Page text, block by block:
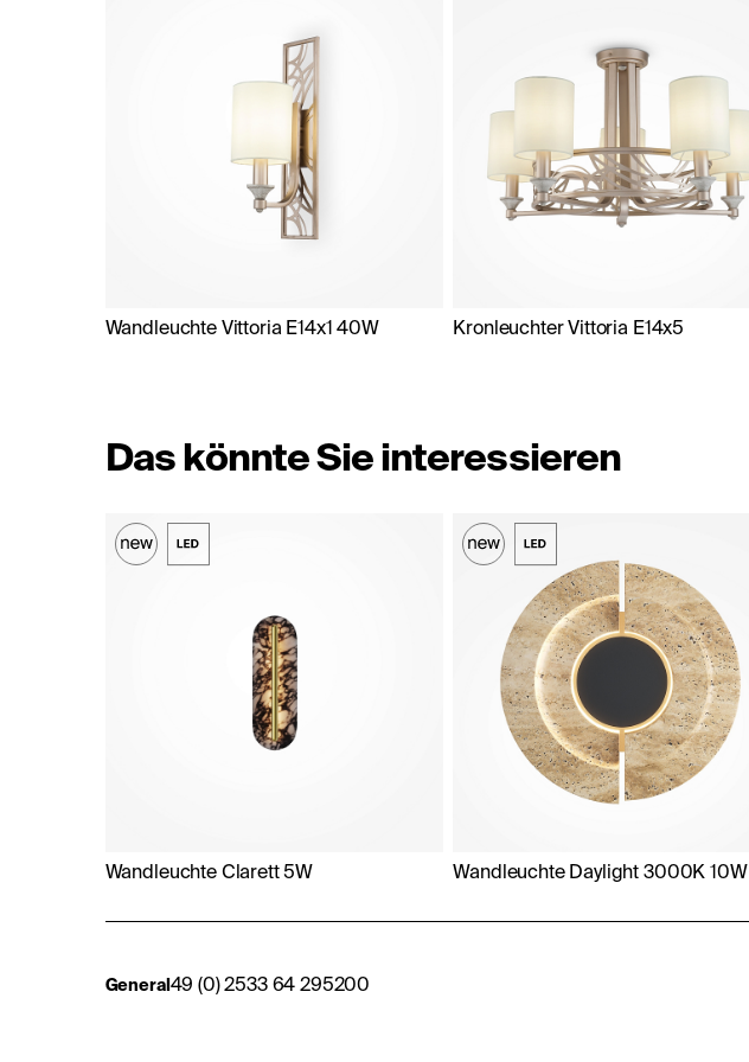
Wandleuchte Vittoria E14x1 40W Kronleuchter Vittoria E14x5
Das könnte Sie interessieren
Wandleuchte Clarett 5W Wandleuchte Daylight 3000K 10W
General49 (0) 2533 64 295200